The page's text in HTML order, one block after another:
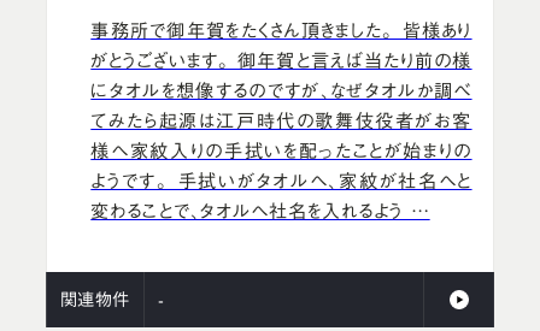
事務所で御年賀をたくさん頂きました。 皆様あり
がとうございます。 御年賀と言えば当たり前の様
にタオルを想像するのですが、なぜタオルか調べ
てみたら起源は江戸時代の歌舞伎役者がお客
様へ家紋入りの手拭いを配ったことが始まりの
ようです。 手拭いがタオルへ、家紋が社名へと
変わることで、タオルへ社名を入れるよう …
関連物件 -